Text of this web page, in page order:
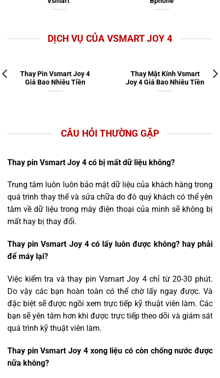
DỊCH VỤ CỦA VSMART JOY 4
Thay Pin Vsmart Joy 4
Giá Bao Nhiêu Tiền
Thay Mặt Kính Vsmart
Joy 4 Giá Bao Nhiêu Tiền
CÂU HỎI THƯỜNG GẶP
Thay pin Vsmart Joy 4 có bị mất dữ liệu không?
Trung tâm luôn luôn bảo mật dữ liệu của khách hàng trong
quá trình thay thế và sửa chữa do đó quý khách có thể yên
tâm về dữ liệu trong máy điện thoại của mình sẽ không bị
mất hay bị thay đổi.
Thay pin Vsmart Joy 4 có lấy luôn được không? hay phải
để máy lại?
Việc kiểm tra và thay pin Vsmart Joy 4 chỉ từ 20-30 phút.
Do vậy các bạn hoàn toàn có thể chờ lấy ngay được. Và
đặc biệt sẽ được ngồi xem trực tiếp kỹ thuật viên làm. Các
bạn sẽ yên tâm hơn khi được trực tiếp theo dõi và giám sát
quá trình kỹ thuật viên làm.
Thay pin Vsmart Joy 4 xong liệu có còn chống nước được
nữa không?